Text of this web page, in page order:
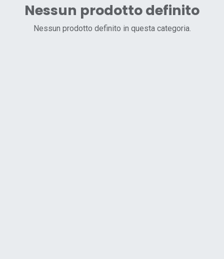
Nessun prodotto definito
Nessun prodotto definito in questa categoria.